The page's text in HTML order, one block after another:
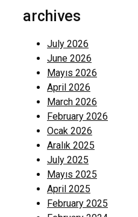
archives
July 2026
June 2026
Mayıs 2026
April 2026
March 2026
February 2026
Ocak 2026
Aralık 2025
July 2025
Mayıs 2025
April 2025
February 2025